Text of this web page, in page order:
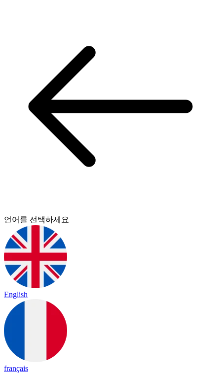
언어를 선택하세요
English
français